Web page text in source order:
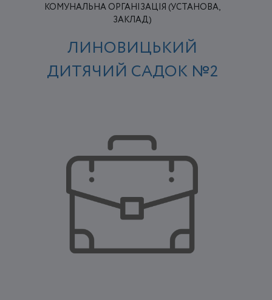
КОМУНАЛЬНА ОРГАНІЗАЦІЯ (УСТАНОВА,
ЗАКЛАД)
ЛИНОВИЦЬКИЙ
ДИТЯЧИЙ САДОК №2